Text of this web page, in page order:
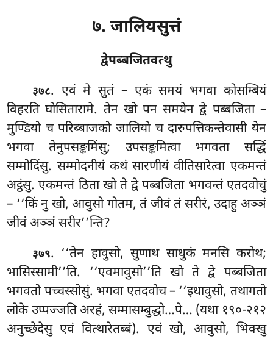
७. जालियसुत्तं
द्वेपब्बजितवत्थु
३७८. एवंमे सुतं – एकं समयं भगवा कोसम्बियं
विहरति घोसितारामे. तेन खो पन समयेन द्वे पब्बजिता –
मुण्डियो च परिब्बाजको जालियो च दारुपत्तिकन्तेवासी येन
भगवा तेनुपसङ्कमिंसु; उपसङ्कमित्वा भगवता सद्धिं
सम्मोदिंसु. सम्मोदनीयं कथं सारणीयं वीतिसारेत्वा एकमन्तं
अट्ठंसु. एकमन्तं ठिता खो ते द्वे पब्बजिता भगवन्तं एतदवोचुं
– ‘‘किं नु खो, आवुसो गोतम, तं जीवं तं सरीरं, उदाहु अञ्ञं
जीवं अञ्ञं सरीर’’न्ति?
३७९. ‘‘तेन हावुसो, सुणाथ साधुकं मनसि करोथ;
भासिस्सामी’’ति. ‘‘एवमावुसो’’ति खो ते द्वे पब्बजिता
भगवतो पच्चस्सोसुं. भगवा एतदवोच – ‘‘इधावुसो, तथागतो
लोके उप्पज्जति अरहं, सम्मासम्बुद्धो…पे… (यथा १९०-२१२
अनुच्छेदेसु एवं वित्थारेतब्बं). एवं खो, आवुसो, भिक्खु